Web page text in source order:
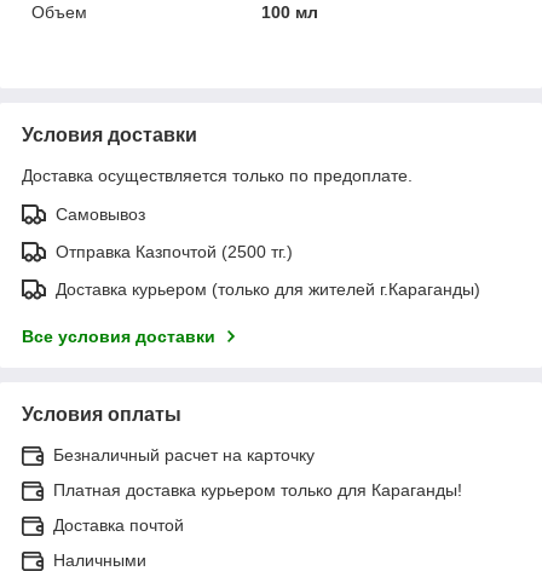
Объем
100 мл
Условия доставки
Доставка осуществляется только по предоплате.
Самовывоз
Отправка Казпочтой (2500 тг.)
Доставка курьером (только для жителей г.Караганды)
Все условия доставки
Условия оплаты
Безналичный расчет на карточку
Платная доставка курьером только для Караганды!
Доставка почтой
Наличными